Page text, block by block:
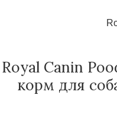
Royal Canin
корм для